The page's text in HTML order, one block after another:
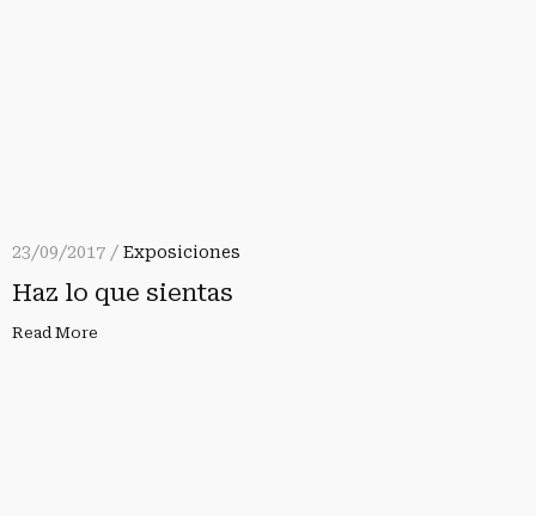
23/09/2017 / Exposiciones
Haz lo que sientas
Read More